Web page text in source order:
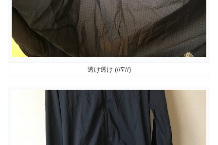
透け透け (//∇//)